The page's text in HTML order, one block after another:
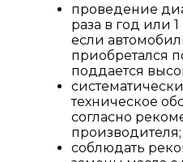
проведение
раза в год или
если
приобретался
поддается
техническое
согласно
производителя;
соблюдать